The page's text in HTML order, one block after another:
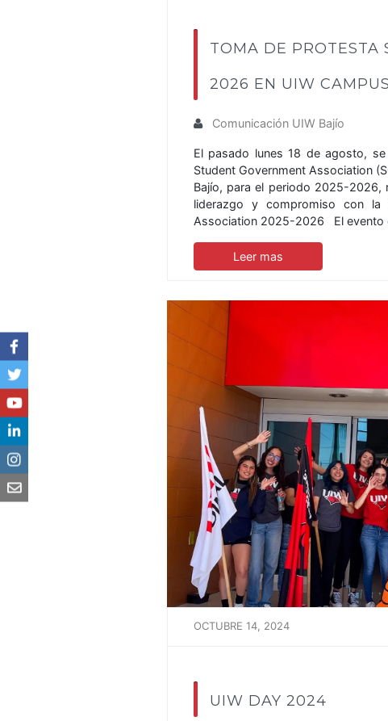
TOMA DE PROTESTA
2026 EN UIW
Comunicación UIW Bajío
El pasado lunes 18 de agosto,
Student Government Association
Bajío, para el periodo 2025-2026,
liderazgo y compromiso con la
Association 2025-2026 El evento
Leer mas
OCTUBRE 14, 2024
UIW DAY 2024